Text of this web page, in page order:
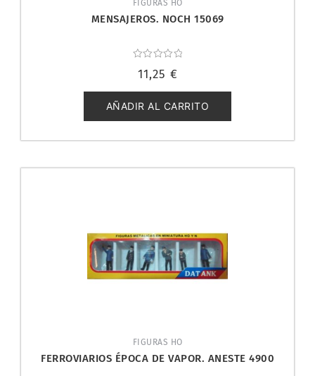
FIGURAS HO
MENSAJEROS. NOCH 15069
con
de
5
11,25 €
AÑADIR AL CARRITO
FIGURAS HO
FERROVIARIOS ÉPOCA DE VAPOR. ANESTE 4900